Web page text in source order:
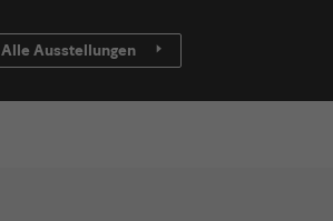
Alle Ausstellungen